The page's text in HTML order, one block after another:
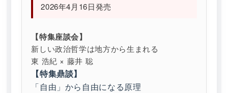
2026年4月16日発売
【特集座談会】
新しい政治哲学は地方から生まれる
東 浩紀 × 藤井 聡
【特集鼎談】
「自由」から自由になる原理